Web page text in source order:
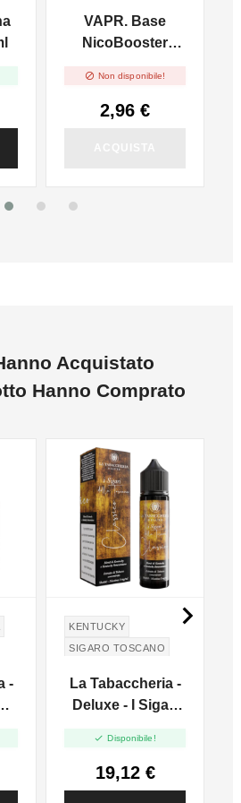
VAPR. Base
NicoBooster
 Non disponibile!
2,96 €
Acquistato
Hanno Comprato
-
-
KENTUCKY
SIGARO TOSCANO
La Tabaccheria -
Deluxe - I Sigari
Sigaro Classico -
Vape Shot 20ml
 Disponibile!
19,12 €
